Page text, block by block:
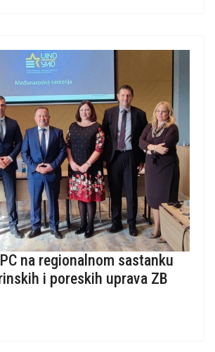
na regionalnom sastanku
i poreskih uprava ZB